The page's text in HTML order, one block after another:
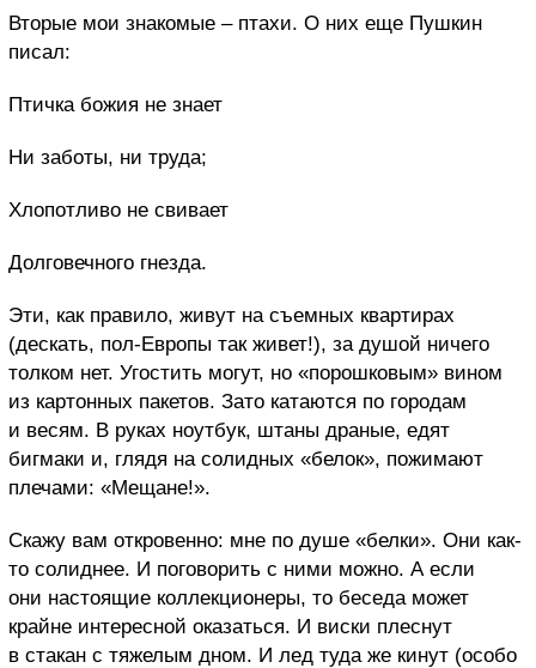
Вторые мои знакомые – птахи. О них еще Пушкин
писал:
Птичка божия не знает
Ни заботы, ни труда;
Хлопотливо не свивает
Долговечного гнезда.
Эти, как правило, живут на съемных квартирах
(дескать, пол-Европы так живет!), за душой ничего
толком нет. Угостить могут, но «порошковым» вином
из картонных пакетов. Зато катаются по городам
и весям. В руках ноутбук, штаны драные, едят
бигмаки и, глядя на солидных «белок», пожимают
плечами: «Мещане!».
Скажу вам откровенно: мне по душе «белки». Они как-
то солиднее. И поговорить с ними можно. А если
они настоящие коллекционеры, то беседа может
крайне интересной оказаться. И виски плеснут
в стакан с тяжелым дном. И лед туда же кинут (особо